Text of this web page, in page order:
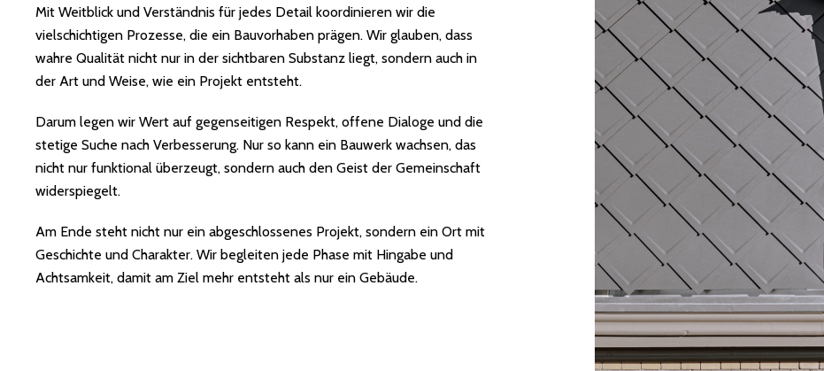
Mit Weitblick und Verständnis für jedes Detail koordinieren wir die
vielschichtigen Prozesse, die ein Bauvorhaben prägen. Wir glauben, dass
wahre Qualität nicht nur in der sichtbaren Substanz liegt, sondern auch in
der Art und Weise, wie ein Projekt entsteht.
Darum legen wir Wert auf gegenseitigen Respekt, offene Dialoge und die
stetige Suche nach Verbesserung. Nur so kann ein Bauwerk wachsen, das
nicht nur funktional überzeugt, sondern auch den Geist der Gemeinschaft
widerspiegelt.
Am Ende steht nicht nur ein abgeschlossenes Projekt, sondern ein Ort mit
Geschichte und Charakter. Wir begleiten jede Phase mit Hingabe und
Achtsamkeit, damit am Ziel mehr entsteht als nur ein Gebäude.